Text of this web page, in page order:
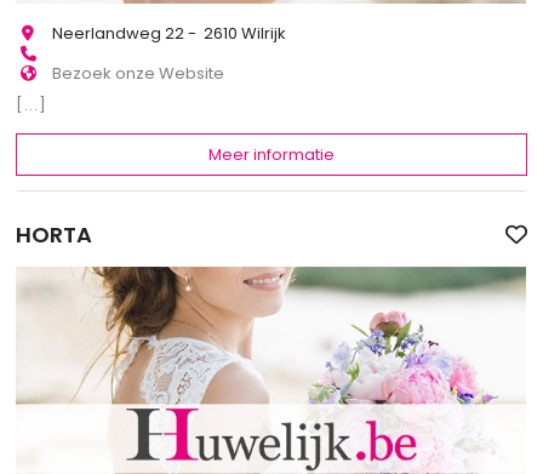
Neerlandweg 22 - 2610 Wilrijk
Bezoek onze Website
[...]
Meer informatie
HORTA